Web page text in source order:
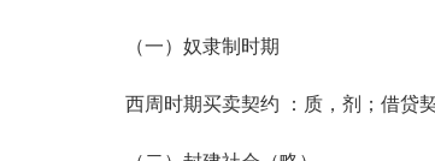
（一）奴隶制时期
西周时期买卖契约 ：质，剂；借贷契